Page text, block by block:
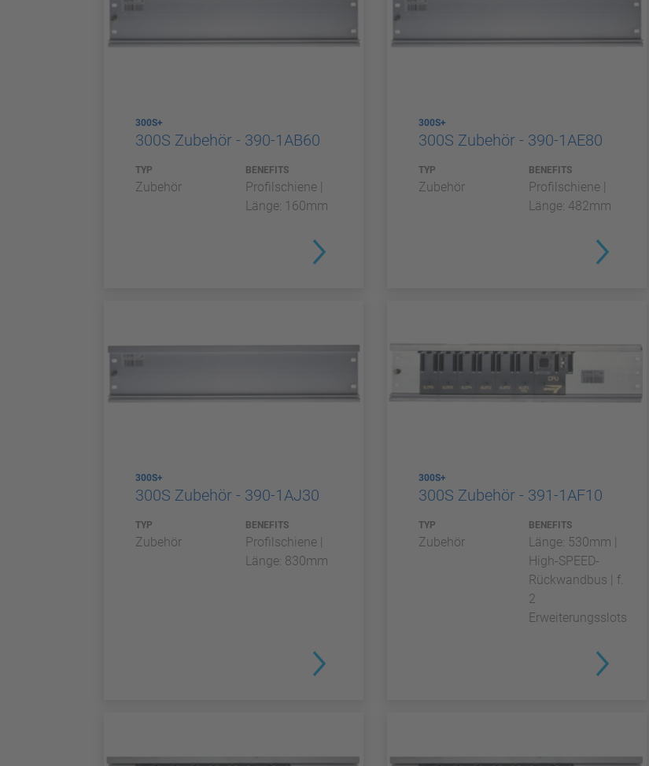
300S+
300S Zubehör - 390-1AB60
TYP
Zubehör
BENEFITS
Profilschiene |
Länge: 160mm
300S+
300S Zubehör - 390-1AE80
TYP
Zubehör
BENEFITS
Profilschiene |
Länge: 482mm
300S+
300S Zubehör - 390-1AJ30
TYP
Zubehör
BENEFITS
Profilschiene |
Länge: 830mm
300S+
300S Zubehör - 391-1AF10
TYP
Zubehör
BENEFITS
Länge: 530mm |
High-SPEED-
Rückwandbus | f.
2
Erweiterungsslots